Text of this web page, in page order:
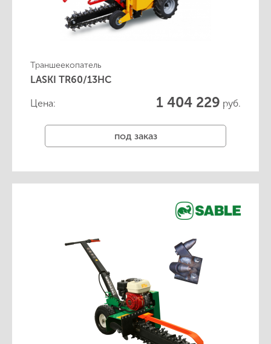
Траншеекопатель
LASKI TR60/13HC
Цена: 1 404 229 руб.
под заказ